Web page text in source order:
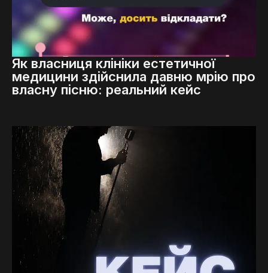
Як власниця клініки естетичної
медицини здійснила давню мрію про
власну пісню: реальний кейс